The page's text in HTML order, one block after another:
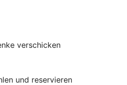
verschicken
und reservieren